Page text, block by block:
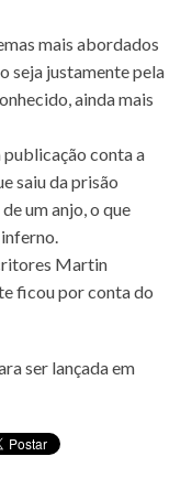
mais abordados
seja justamente pela
ainda mais
publicação conta a
saiu da prisão
um anjo, o que
Martin
ficou por conta do
ser lançada em